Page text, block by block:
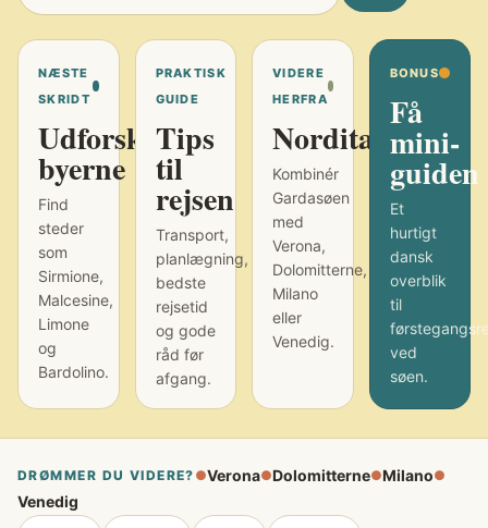
NÆSTE
SKRIDT
Udforsk
byerne
Find
steder
som
Sirmione,
Malcesine,
Limone
og
Bardolino.
PRAKTISK
GUIDE
Tips
til
rejsen
Transport,
planlægning,
bedste
rejsetid
og gode
råd før
afgang.
VIDERE
HERFRA
Norditalien
Kombinér
Gardasøen
med
Verona,
Dolomitterne,
Milano
eller
Venedig.
BONUS
Få
mini-
guiden
Et
hurtigt
dansk
overblik
til
ved
søen.
DRØMMER DU VIDERE? ●Verona●Dolomitterne●Milano●
Venedig